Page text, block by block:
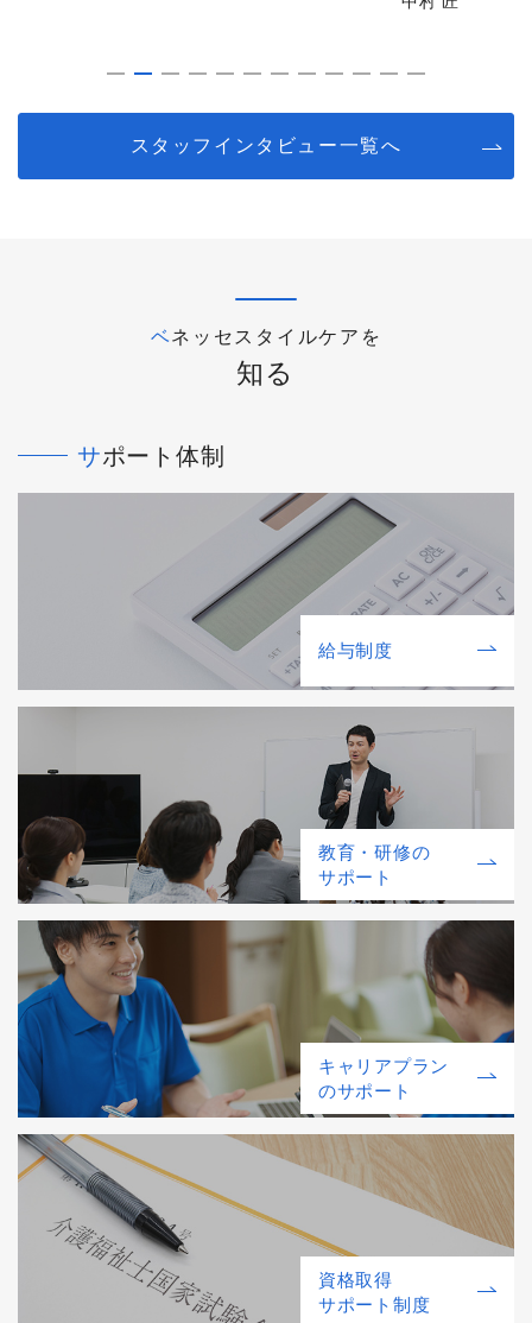
スタッフインタビュー一覧へ
ベネッセスタイルケアを
知る
サポート体制
給与制度
教育・研修の
サポート
キャリアプラン
のサポート
資格取得
サポート制度